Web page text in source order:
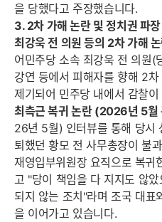
을 당했다고 주장했습니다.
3. 2차 가해 논란 및 정치권 파
최강욱 전 의원 등의 2차 가해
어민주당 소속 최강욱 전 의원(
강연 등에서 피해자를 향해 2
제기되어 민주당 내에서 감찰
최측근 복귀 논란 (2026년 5월
26년 5월) 인터뷰를 통해 당시
퇴했던 황모 전 사무총장이 불
재영입부위원장 요직으로 복귀
고 "당이 책임을 다 지지도 않
되지 않는 조치"라며 조국 대표
을 이어가고 있습니다.